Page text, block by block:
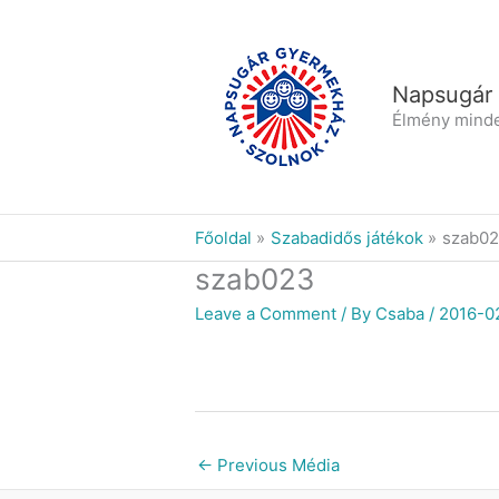
Élmény
Főoldal Szabadidős játékok
szab023
Leave a Comment / By Csaba / 2016-
← Previous Média